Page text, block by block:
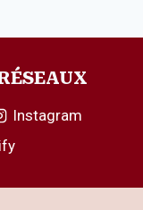
Instagram